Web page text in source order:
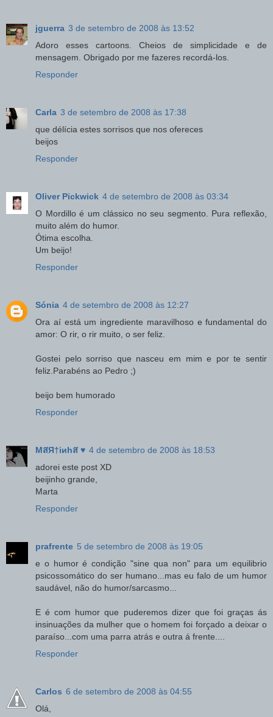
jguerra 3 de setembro de 2008 às 13:52
Adoro esses cartoons. Cheios de simplicidade e de
mensagem. Obrigado por me fazeres recordá-los.
Responder
Carla 3 de setembro de 2008 às 17:38
que délícia estes sorrisos que nos ofereces
beijos
Responder
Oliver Pickwick 4 de setembro de 2008 às 03:34
O Mordillo é um clássico no seu segmento. Pura reflexão,
muito além do humor.
Ótima escolha.
Um beijo!
Responder
Sónia 4 de setembro de 2008 às 12:27
Ora aí está um ingrediente maravilhoso e fundamental do
amor: O rir, o rir muito, o ser feliz.
Gostei pelo sorriso que nasceu em mim e por te sentir
feliz.Parabéns ao Pedro ;)
beijo bem humorado
Responder
MสЯ†iиhส ♥ 4 de setembro de 2008 às 18:53
adorei este post XD
beijinho grande,
Marta
Responder
prafrente 5 de setembro de 2008 às 19:05
e o humor é condição "sine qua non" para um equilibrio
psicossomático do ser humano...mas eu falo de um humor
saudável, não do humor/sarcasmo...
E é com humor que puderemos dizer que foi graças ás
insinuações da mulher que o homem foi forçado a deixar o
paraíso...com uma parra atrás e outra á frente....
Responder
Carlos 6 de setembro de 2008 às 04:55
Olá,